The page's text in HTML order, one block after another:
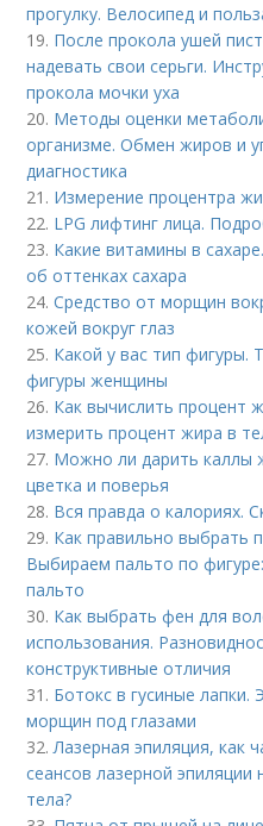
прогулку. Велосипед и
19. После прокола ушей
надевать свои серьги.
прокола мочки уха
20. Методы оценки
организме. Обмен жиров и
диагностика
21. Измерение процентра
22. LPG лифтинг лица.
23. Какие витамины в
об оттенках сахара
24.Средство от морщин
кожей вокруг глаз
25. Какой у вас тип фигуры.
фигуры женщины
26. Как вычислить процент
измерить процент жира в
27. Можно ли дарить каллы
цветка и поверья
28. Вся правда о калориях.
29. Как правильно выбрать
Выбираем пальто по
пальто
30. Как выбрать фен для
использования.
конструктивные отличия
31. Ботокс в гусиные
морщин под глазами
32.Лазерная эпиляция, как
сеансов лазерной эпиляции
тела?